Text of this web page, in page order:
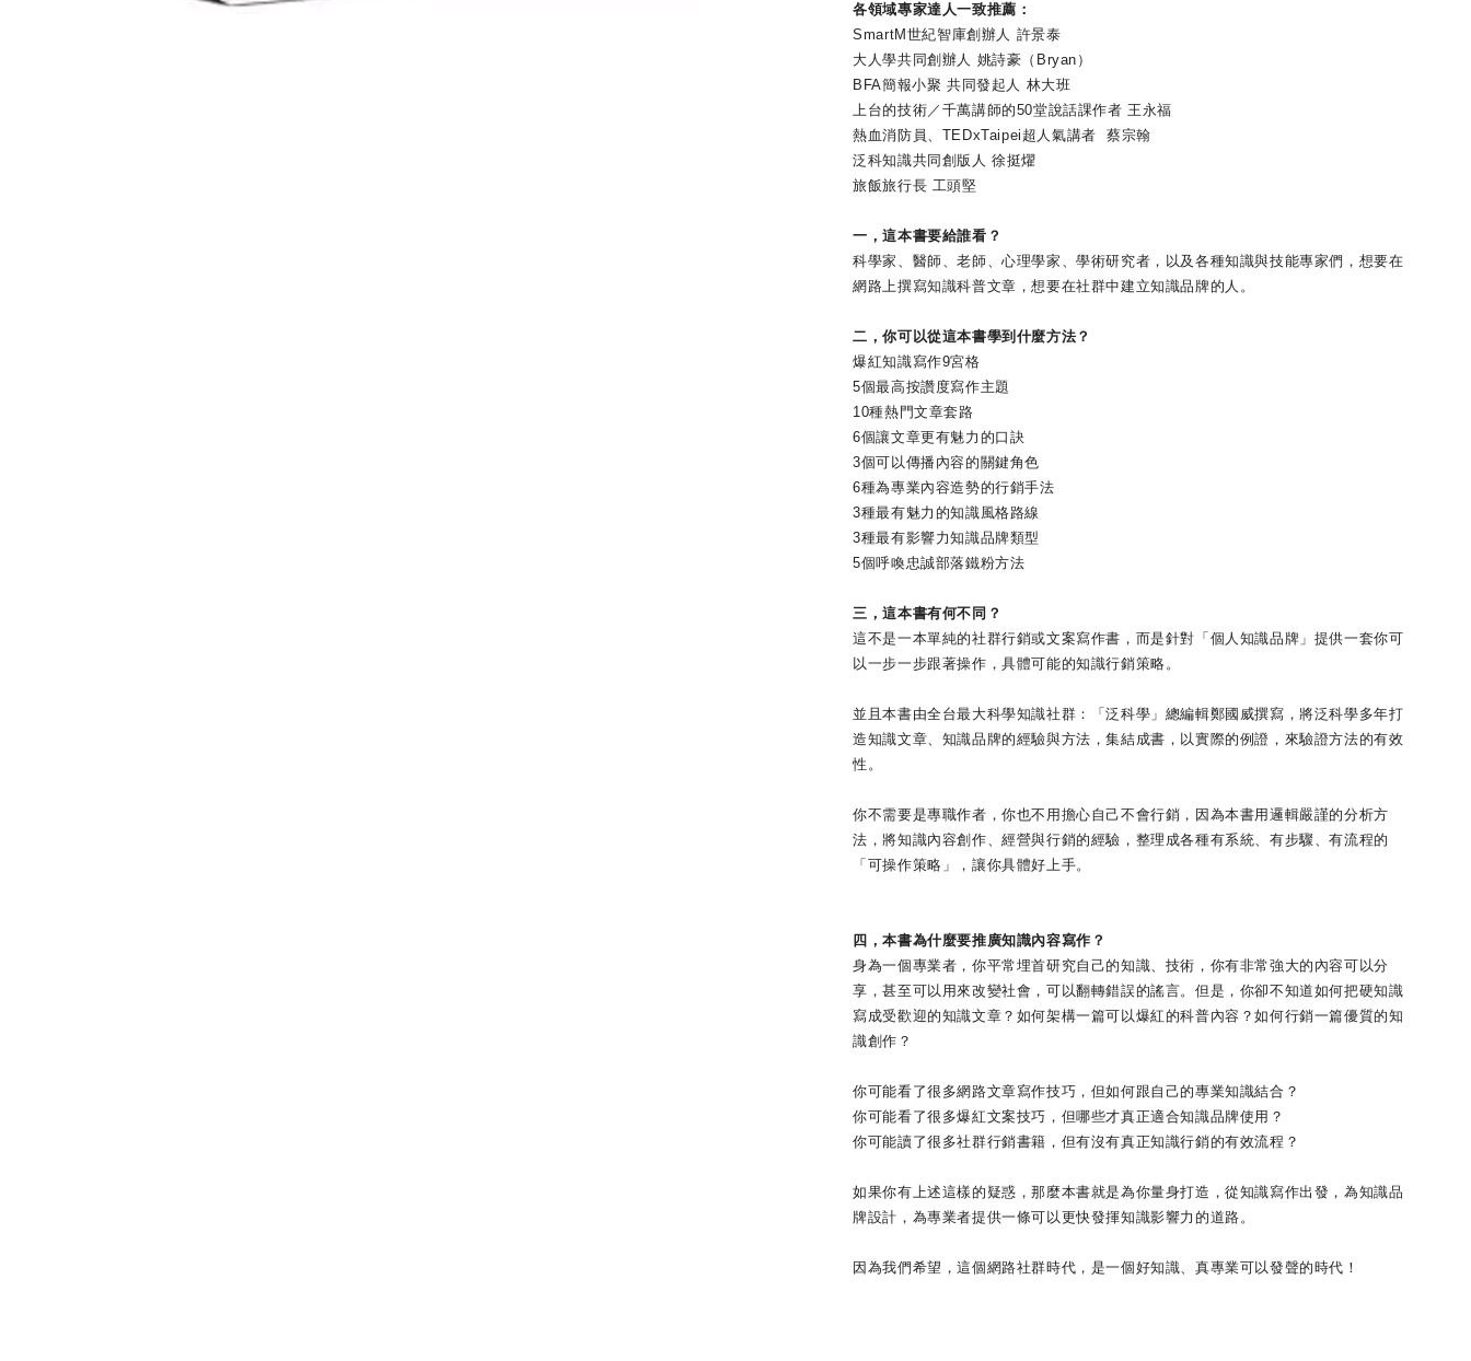
各領域專家達人一致推薦：
SmartM世紀智庫創辦人 許景泰
大人學共同創辦人 姚詩豪（Bryan）
BFA簡報小聚 共同發起人 林大班
上台的技術／千萬講師的50堂說話課作者 王永福
熱血消防員、TEDxTaipei超人氣講者 蔡宗翰
泛科知識共同創版人 徐挺燿
旅飯旅行長 工頭堅
一，這本書要給誰看？
科學家、醫師、老師、心理學家、學術研究者，以及各種知識與技能專家們，想要在
網路上撰寫知識科普文章，想要在社群中建立知識品牌的人。
二，你可以從這本書學到什麼方法？
爆紅知識寫作9宮格
5個最高按讚度寫作主題
10種熱門文章套路
6個讓文章更有魅力的口訣
3個可以傳播內容的關鍵角色
6種為專業內容造勢的行銷手法
3種最有魅力的知識風格路線
3種最有影響力知識品牌類型
5個呼喚忠誠部落鐵粉方法
三，這本書有何不同？
這不是一本單純的社群行銷或文案寫作書，而是針對「個人知識品牌」提供一套你可
以一步一步跟著操作，具體可能的知識行銷策略。
並且本書由全台最大科學知識社群：「泛科學」總編輯鄭國威撰寫，將泛科學多年打
造知識文章、知識品牌的經驗與方法，集結成書，以實際的例證，來驗證方法的有效
性。
你不需要是專職作者，你也不用擔心自己不會行銷，因為本書用邏輯嚴謹的分析方
法，將知識內容創作、經營與行銷的經驗，整理成各種有系統、有步驟、有流程的
「可操作策略」，讓你具體好上手。
四，本書為什麼要推廣知識內容寫作？
身為一個專業者，你平常埋首研究自己的知識、技術，你有非常強大的內容可以分
享，甚至可以用來改變社會，可以翻轉錯誤的謠言。但是，你卻不知道如何把硬知識
寫成受歡迎的知識文章？如何架構一篇可以爆紅的科普內容？如何行銷一篇優質的知
識創作？
你可能看了很多網路文章寫作技巧，但如何跟自己的專業知識結合？
你可能看了很多爆紅文案技巧，但哪些才真正適合知識品牌使用？
你可能讀了很多社群行銷書籍，但有沒有真正知識行銷的有效流程？
如果你有上述這樣的疑惑，那麼本書就是為你量身打造，從知識寫作出發，為知識品
牌設計，為專業者提供一條可以更快發揮知識影響力的道路。
因為我們希望，這個網路社群時代，是一個好知識、真專業可以發聲的時代！